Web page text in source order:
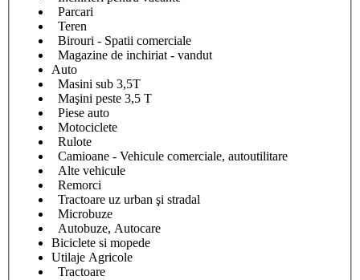
Parcari
Teren
Birouri - Spatii comerciale
Magazine de inchiriat - vandut
Auto
Masini sub 3,5T
Maşini peste 3,5 T
Piese auto
Motociclete
Rulote
Camioane - Vehicule comerciale, autoutilitare
Alte vehicule
Remorci
Tractoare uz urban şi stradal
Microbuze
Autobuze, Autocare
Biciclete si mopede
Utilaje Agricole
Tractoare